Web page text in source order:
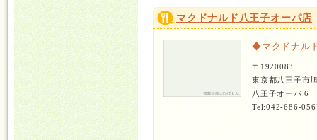
マクドナルド八王子オーパ店
◆マクドナル
〒1920083
東京都八王子市
八王子オーパ 6
Tel:042-686-